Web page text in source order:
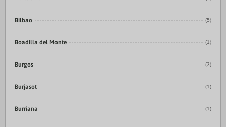
Bilbao (5)
Boadilla del Monte (1)
Burgos (3)
Burjasot (1)
Burriana (1)